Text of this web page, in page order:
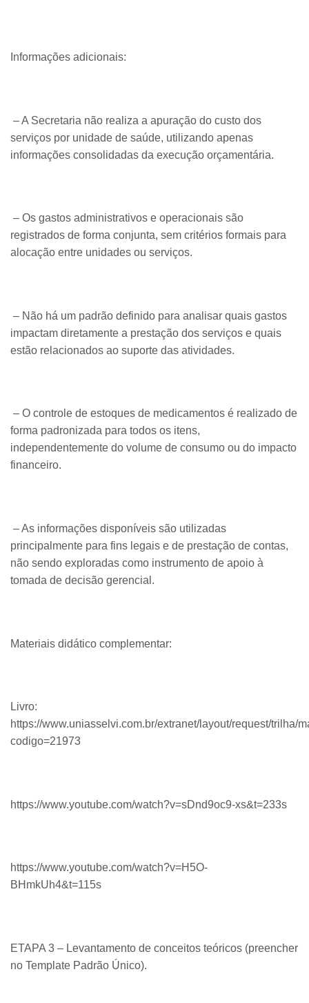
Informações adicionais:
– A Secretaria não realiza a apuração do custo dos
serviços por unidade de saúde, utilizando apenas
informações consolidadas da execução orçamentária.
– Os gastos administrativos e operacionais são
registrados de forma conjunta, sem critérios formais para
alocação entre unidades ou serviços.
– Não há um padrão definido para analisar quais gastos
impactam diretamente a prestação dos serviços e quais
estão relacionados ao suporte das atividades.
– O controle de estoques de medicamentos é realizado de
forma padronizada para todos os itens,
independentemente do volume de consumo ou do impacto
financeiro.
– As informações disponíveis são utilizadas
principalmente para fins legais e de prestação de contas,
não sendo exploradas como instrumento de apoio à
tomada de decisão gerencial.
Materiais didático complementar:
Livro:
https://www.uniasselvi.com.br/extranet/layout/request/trilha/
codigo=21973
https://www.youtube.com/watch?v=sDnd9oc9-xs&t=233s
https://www.youtube.com/watch?v=H5O-
BHmkUh4&t=115s
ETAPA 3 – Levantamento de conceitos teóricos (preencher
no Template Padrão Único).